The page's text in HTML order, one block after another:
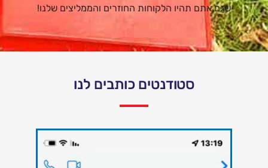
שגם אתם תהיו הלקוחות החוזרים והממליצים שלנו!
סטודנטים כותבים לנו